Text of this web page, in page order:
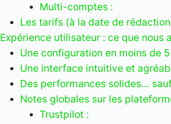
Multi-comptes :
Les tarifs (à la date de
Expérience utilisateur : ce que nous
Une configuration en moins de
Une interface intuitive et
Des performances solides…
Notes globales sur les
Trustpilot :